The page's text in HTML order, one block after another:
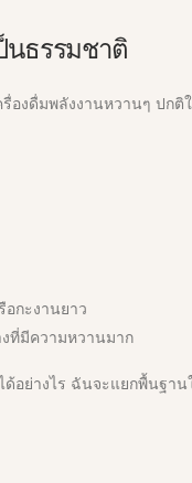
นธรรมชาติ
องดื่มพลังงานหวานๆ ปกติ
กะงานยาว
งที่มีความหวานมาก
อย่างไร ฉันจะแยกพื้นฐาน